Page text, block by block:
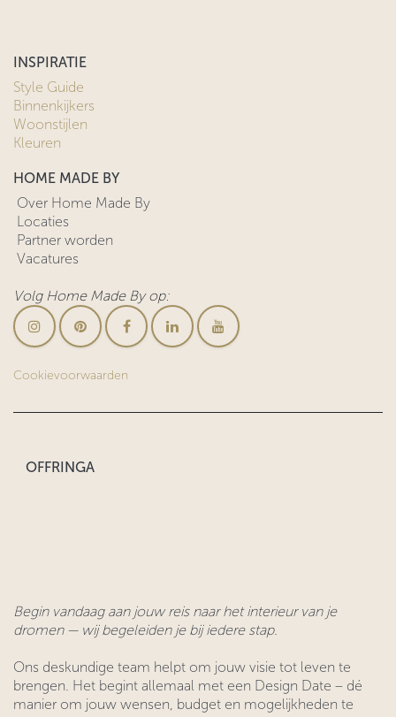
INSPIRATIE
Style Guide
Binnenkijkers
Woonstijlen
Kleuren
HOME MADE BY
Over Home Made By
Locaties
Partner worden
Vacatures
Volg Home Made By op:
Cookievoorwaarden
OFFRINGA
Begin vandaag aan jouw reis naar het interieur van je
dromen — wij begeleiden je bij iedere stap.
Ons deskundige team helpt om jouw visie tot leven te
brengen. Het begint allemaal met een Design Date – dé
manier om jouw wensen, budget en mogelijkheden te